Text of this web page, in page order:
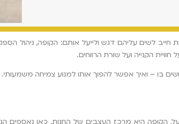
לשים עליהם דגש ולייעל אותם: הקופה, ניהול
הקנייה ועל שורת הרווחים.
בו – ואיך אפשר להפוך אותו למנוע צמיחה משמעותי.
היא מרכז העצבים של החנות. כאן נאספים